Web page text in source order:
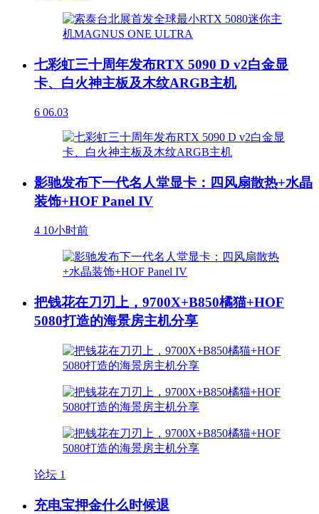
七彩虹三十周年发布RTX 5090 D v2白金显
卡、白火神主板及木纹ARGB主机
6 06.03
影驰发布下一代名人堂显卡：四风扇散热+水晶
装饰+HOF Panel IV
4 10小时前
把钱花在刀刃上，9700X+B850橘猫+HOF
5080打造的海景房主机分享
论坛 1
充电宝押金什么时候退